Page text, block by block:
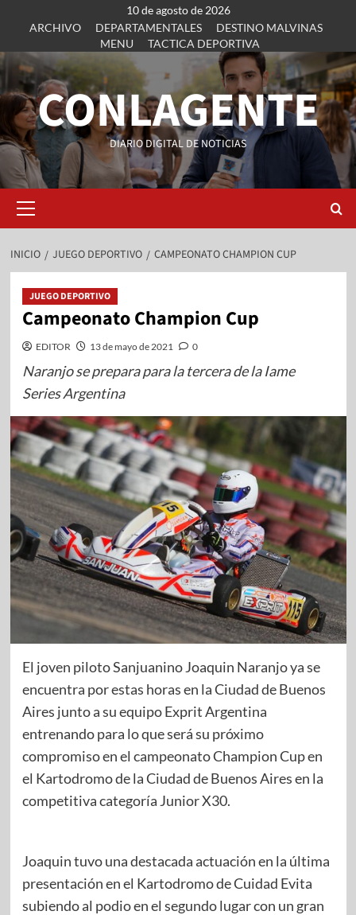
10 de agosto de 2026
ARCHIVO
DEPARTAMENTALES
DESTINO MALVINAS
MENU
TACTICA DEPORTIVA
CONLAGENTE
DIARIO DIGITAL DE NOTICIAS
INICIO JUEGO DEPORTIVO CAMPEONATO CHAMPION CUP
JUEGO DEPORTIVO
Campeonato Champion Cup
EDITOR 13 de mayo de 2021 0
Naranjo se prepara para la tercera de la Iame
Series Argentina
El joven piloto Sanjuanino Joaquin Naranjo ya se
encuentra por estas horas en la Ciudad de Buenos
Aires junto a su equipo Exprit Argentina
entrenando para lo que será su próximo
compromiso en el campeonato Champion Cup en
el Kartodromo de la Ciudad de Buenos Aires en la
competitiva categoría Junior X30.
Joaquin tuvo una destacada actuación en la última
presentación en el Kartodromo de Cuidad Evita
subiendo al podio en el segundo lugar con un gran